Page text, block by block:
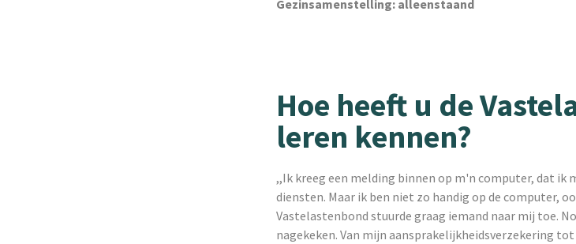
Gezinsamenstelling: alleenstaand
Hoe heeft u de
leren kennen?
,,Ik kreeg een melding binnen op m'n computer, dat
diensten. Maar ik ben niet zo handig op de computer,
Vastelastenbond stuurde graag iemand naar mij toe.
nagekeken. Van mijn aansprakelijkheidsverzekering